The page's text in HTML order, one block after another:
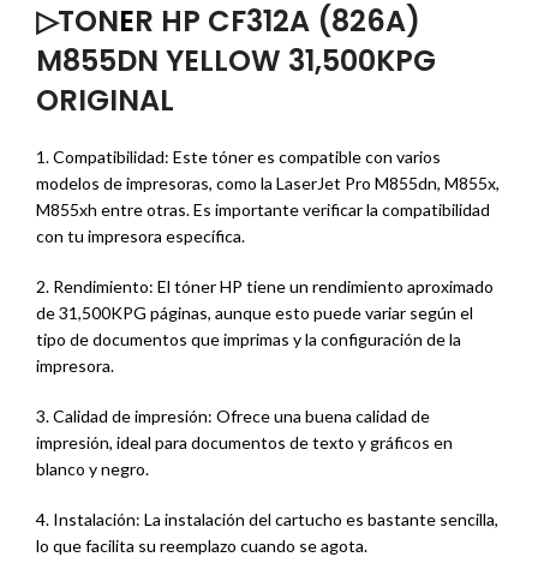
▷TONER HP CF312A (826A)
M855DN YELLOW 31,500KPG
ORIGINAL
1. Compatibilidad: Este tóner es compatible con varios
modelos de impresoras, como la LaserJet Pro M855dn, M855x,
M855xh entre otras. Es importante verificar la compatibilidad
con tu impresora específica.
2. Rendimiento: El tóner HP tiene un rendimiento aproximado
de 31,500KPG páginas, aunque esto puede variar según el
tipo de documentos que imprimas y la configuración de la
impresora.
3. Calidad de impresión: Ofrece una buena calidad de
impresión, ideal para documentos de texto y gráficos en
blanco y negro.
4. Instalación: La instalación del cartucho es bastante sencilla,
lo que facilita su reemplazo cuando se agota.